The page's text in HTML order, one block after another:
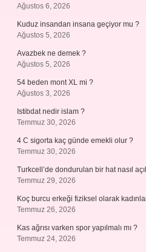
Ağustos 6, 2026
Kuduz insandan insana geçiyor mu ?
Ağustos 5, 2026
Avazbek ne demek ?
Ağustos 5, 2026
54 beden mont XL mi ?
Ağustos 3, 2026
Istibdat nedir islam ?
Temmuz 30, 2026
4 C sigorta kaç günde emekli olur ?
Temmuz 30, 2026
Turkcell’de dondurulan bir hat nasıl
Temmuz 29, 2026
Koç burcu erkeği fiziksel olarak
Temmuz 26, 2026
Kas ağrısı varken spor yapılmalı mı ?
Temmuz 24, 2026